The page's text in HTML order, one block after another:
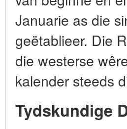
Januarie as die
geëtablieer. Die
die westerse
kalender steeds
Tydskundige